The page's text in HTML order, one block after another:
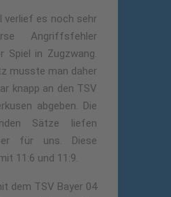
verlief es noch sehr
Angriffsfehler
Spiel in Zugzwang.
musste man daher
knapp an den TSV
abgeben. Die
Sätze liefen
für uns. Diese
11:6 und 11:9.
dem TSV Bayer 04